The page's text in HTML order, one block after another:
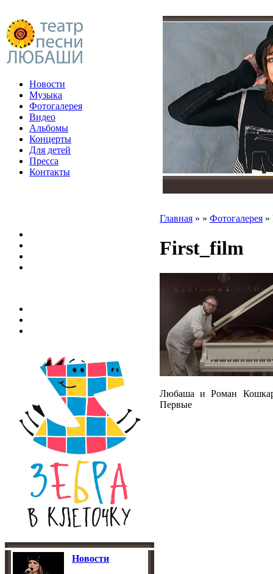
Новости
Музыка
Фотогалерея
Видео
Альбомы
Концерты
Для детей
Пресса
Контакты
Новости
Главная » » Фотогалерея »
First_film
Любаша и Роман
Первые